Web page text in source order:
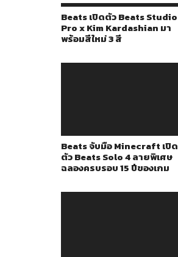
Beats เปิดตัว Beats Studio
Pro x Kim Kardashian มา
พร้อมสีใหม่ 3 สี
Beats จับมือ Minecraft เปิด
ตัว Beats Solo 4 ลายพิเศษ
ฉลองครบรอบ 15 ปีของเกม